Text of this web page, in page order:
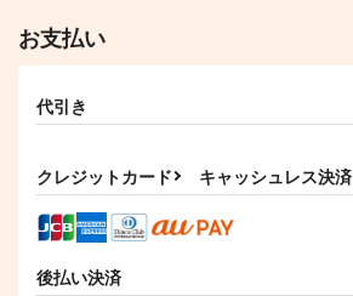
お支払い
代引き
クレジットカード キャッシュレス決済
後払い決済